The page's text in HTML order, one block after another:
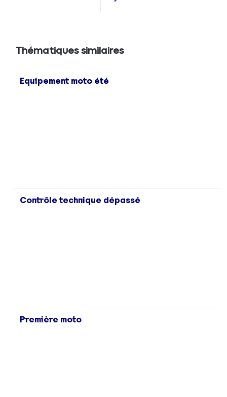
Thématiques similaires
Equipement moto été
Contrôle technique dépassé
Première moto